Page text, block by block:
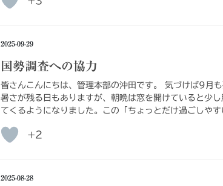
2025-09-29
国勢調査への協力
皆さんこんにちは、管理本部の沖田です。 気づけば9月
暑さが残る日もありますが、朝晩は窓を開けていると少
てくるようになりました。この「ちょっとだけ過ごしや
+2
2025-08-28